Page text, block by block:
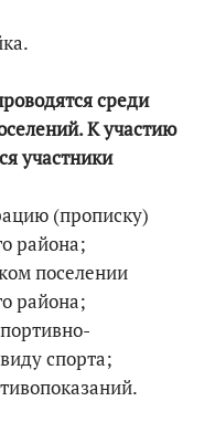
среди
К участию
участники
(прописку)
района;
поселении
района;
спорта;